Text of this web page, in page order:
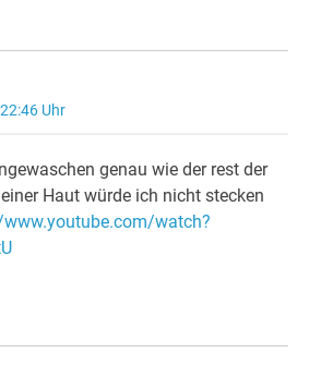
Uhr
genau wie der rest der
Haut würde ich nicht stecken
watch?